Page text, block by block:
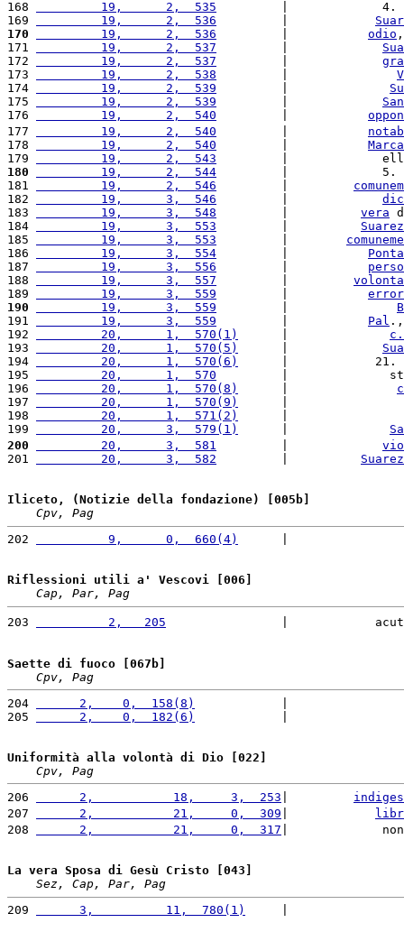
168
         19,      2,  535
|
169
         19,      2,  536
170
         19,      2,  536
odio
171
         19,      2,  537
172
         19,      2,  537
173
         19,      2,  538
174
         19,      2,  539
175
         19,      2,  539
176
         19,      2,  540
177
         19,      2,  540
178
         19,      2,  540
179
         19,      2,  543
|
180
         19,      2,  544
|
181
         19,      2,  546
182
         19,      3,  546
183
         19,      3,  548
vera
184
         19,      3,  553
Suarez
185
         19,      3,  553
186
         19,      3,  554
187
         19,      3,  556
188
         19,      3,  557
189
         19,      3,  559
190
         19,      3,  559
191
         19,      3,  559
Pal
192
         20,      1,  570(1)
c.
193
         20,      1,  570(5)
194
         20,      1,  570(6)
|
195
         20,      1,  570
|
196
         20,      1,  570(8)
197
         20,      1,  570(9)
198
         20,      1,  571(2)
199
         20,      3,  579(1)
200
         20,      3,  581
201
         20,      3,  582
Suarez
Iliceto, (Notizie della fondazione) [005b]
Cpv, Pag
202
          9,      0,  660(4)
Riflessioni utili a' Vescovi [006]
Cap, Par, Pag
203
          2,   205
|
Saette di fuoco [067b]
Cpv, Pag
204
      2,    0,  158(8)
205
      2,    0,  182(6)
Uniformità alla volontà di Dio [022]
Cpv, Pag
206
      2,           18,     3,  253
indiges
207
      2,           21,     0,  309
208
      2,           21,     0,  317
|
La vera Sposa di Gesù Cristo [043]
Sez, Cap, Par, Pag
209
      3,          11,  780(1)